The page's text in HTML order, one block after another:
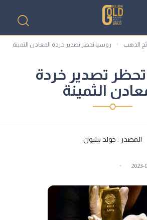
الذهب روسيا تحظر تصدير خردة المعادن الثمينة
تصدير خردة
الثمينة
المصدر : جولد بيليون
2023-